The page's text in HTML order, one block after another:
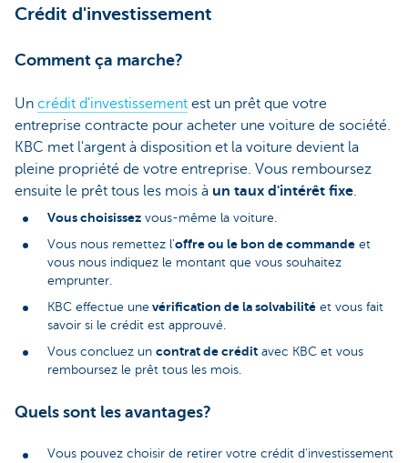
Crédit d'investissement
Comment ça marche?
Un crédit d'investissement est un prêt que votre
entreprise contracte pour acheter une voiture de société.
KBC met l'argent à disposition et la voiture devient la
pleine propriété de votre entreprise. Vous remboursez
ensuite le prêt tous les mois à un taux d'intérêt fixe.
Vous choisissez vous-même la voiture.
Vous nous remettez l'offre ou le bon de commande et
vous nous indiquez le montant que vous souhaitez
emprunter.
KBC effectue une vérification de la solvabilité et vous fait
savoir si le crédit est approuvé.
Vous concluez un contrat de crédit avec KBC et vous
remboursez le prêt tous les mois.
Quels sont les avantages?
Vous pouvez choisir de retirer votre crédit d'investissement